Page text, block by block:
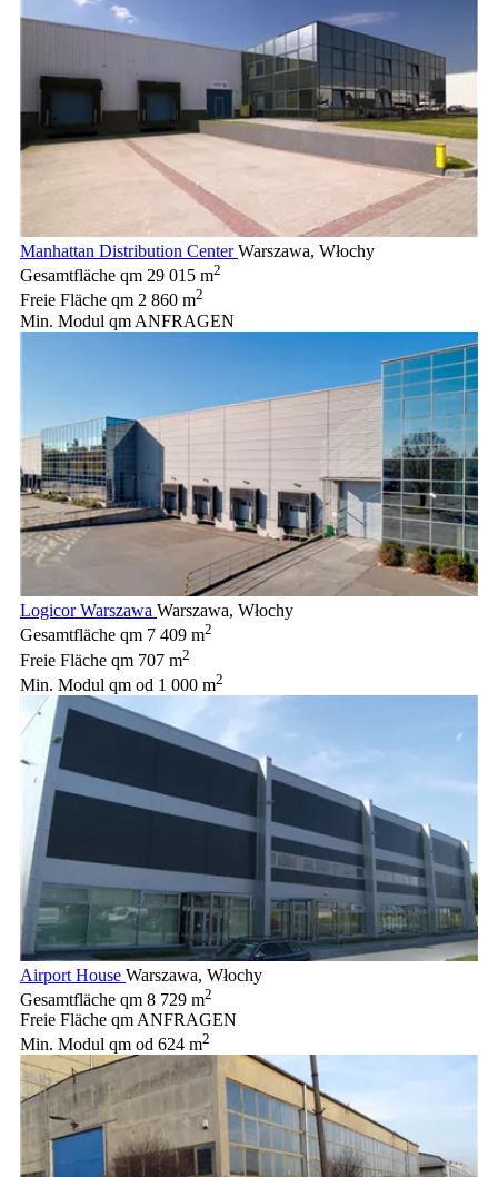
Manhattan Distribution CenterWarszawa, Włochy
Gesamtfläche qm 29 015 m2
Freie Fläche qm 2 860 m2
Min. Modul qm ANFRAGEN
Logicor Warszawa Warszawa, Włochy
Gesamtfläche qm 7 409 m2
Freie Fläche qm 707 m2
Min. Modul qm od 1 000 m2
Airport House Warszawa, Włochy
Gesamtfläche qm 8 729 m2
Freie Fläche qm ANFRAGEN
Min. Modul qm od 624 m2